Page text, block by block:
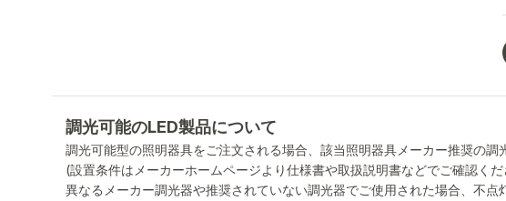
調光可能のLED製品について
調光可能型の照明器具をご注文される場合、該当照明器具メーカー推奨の調
(設置条件はメーカーホームページより仕様書や取扱説明書などでご確認く
異なるメーカー調光器や推奨されていない調光器でご使用された場合、不点